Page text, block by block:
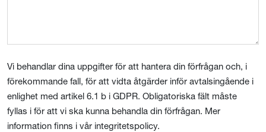
Vi behandlar dina uppgifter för att hantera din förfrågan och, i
förekommande fall, för att vidta åtgärder inför avtalsingående i
enlighet med artikel 6.1 b i GDPR. Obligatoriska fält måste
fyllas i för att vi ska kunna behandla din förfrågan. Mer
information finns i vår integritetspolicy.